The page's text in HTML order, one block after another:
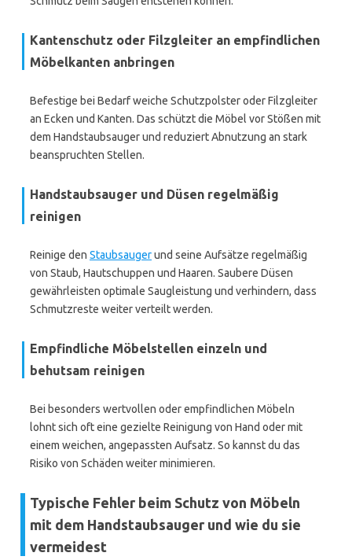
Kantenschutz oder Filzgleiter an empfindlichen
Möbelkanten anbringen
Befestige bei Bedarf weiche Schutzpolster oder Filzgleiter
an Ecken und Kanten. Das schützt die Möbel vor Stößen mit
dem Handstaubsauger und reduziert Abnutzung an stark
beanspruchten Stellen.
Handstaubsauger und Düsen regelmäßig
reinigen
Reinige den Staubsaugerund seine Aufsätze regelmäßig
von Staub, Hautschuppen und Haaren. Saubere Düsen
gewährleisten optimale Saugleistung und verhindern, dass
Schmutzreste weiter verteilt werden.
Empfindliche Möbelstellen einzeln und
behutsam reinigen
Bei besonders wertvollen oder empfindlichen Möbeln
lohnt sich oft eine gezielte Reinigung von Hand oder mit
einem weichen, angepassten Aufsatz. So kannst du das
Risiko von Schäden weiter minimieren.
Typische Fehler beim Schutz von Möbeln
mit dem Handstaubsauger und wie du sie
vermeidest